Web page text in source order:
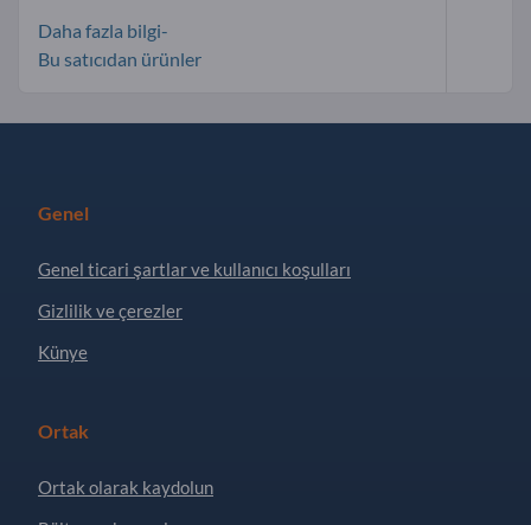
Daha fazla bilgi-
Bu satıcıdan ürünler
Genel
Genel ticari şartlar ve kullanıcı koşulları
Gizlilik ve çerezler
Künye
Ortak
Ortak olarak kaydolun